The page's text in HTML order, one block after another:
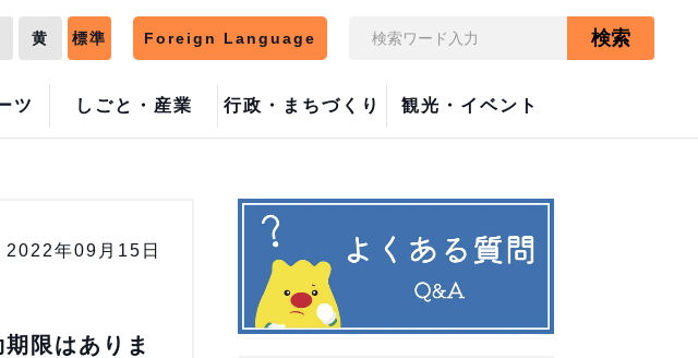
ツ しごと・産業 行政・まちづくり 観光・イベント
黄 標準 Foreign Language 検索
2022年09月15日
限はありま